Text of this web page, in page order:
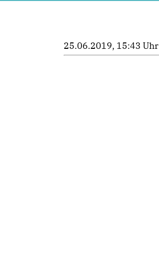
25.06.2019, 15:43 Uhr